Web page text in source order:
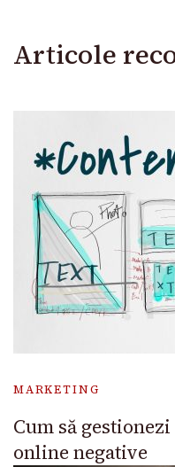
Articole
MARKETING
Cum să
online negative